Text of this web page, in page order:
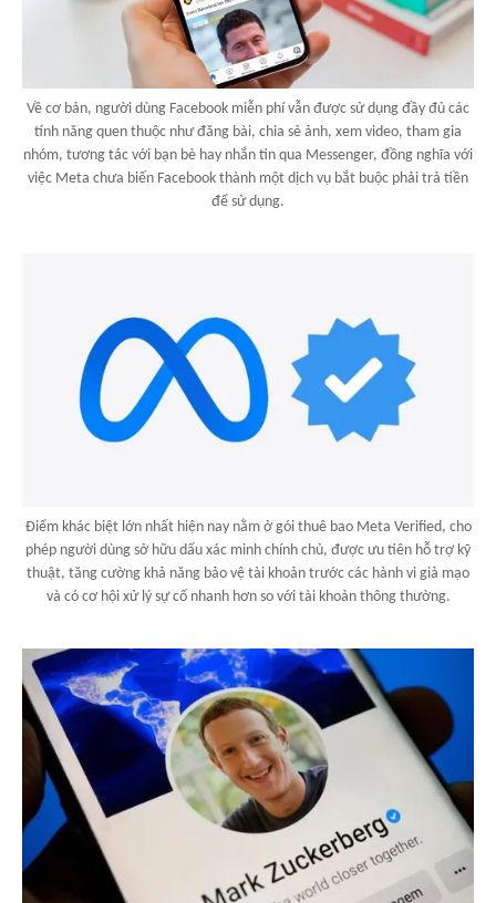
Về cơ bản, người dùng Facebook miễn phí vẫn được sử dụng đầy đủ các
tính năng quen thuộc như đăng bài, chia sẻ ảnh, xem video, tham gia
nhóm, tương tác với bạn bè hay nhắn tin qua Messenger, đồng nghĩa với
việc Meta chưa biến Facebook thành một dịch vụ bắt buộc phải trả tiền
để sử dụng.
Điểm khác biệt lớn nhất hiện nay nằm ở gói thuê bao Meta Verified, cho
phép người dùng sở hữu dấu xác minh chính chủ, được ưu tiên hỗ trợ kỹ
thuật, tăng cường khả năng bảo vệ tài khoản trước các hành vi giả mạo
và có cơ hội xử lý sự cố nhanh hơn so với tài khoản thông thường.